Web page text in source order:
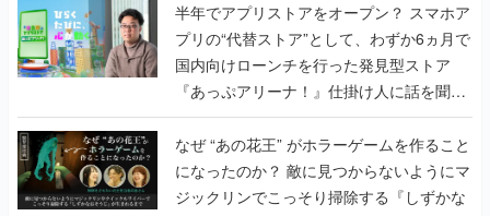
半年でアプリストアをオープン？ スマホア
プリの“代替ストア”として、わずか6ヵ月で
国内向けローンチを行った発見型ストア
『あっぷアリーナ！』仕掛け人に話を聞い
てみた
なぜ “あの花王” がホラーゲームを作ること
になったのか？ 敵に見つからないようにマ
ジックリンでこっそり掃除する『しずかな